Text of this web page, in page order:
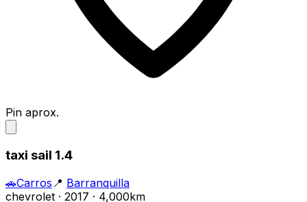
Pin aprox.
taxi sail 1.4
🚗Carros 📍 Barranquilla
chevrolet · 2017 · 4,000km